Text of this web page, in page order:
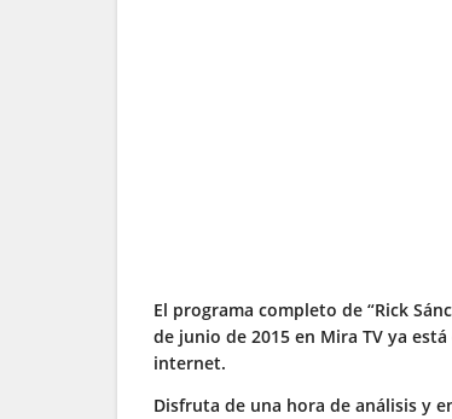
El programa completo de “Rick
de junio de 2015 en Mira TV ya
internet.
Disfruta de una hora de análisis y